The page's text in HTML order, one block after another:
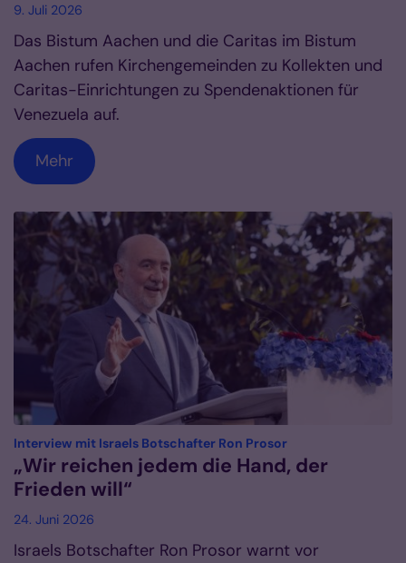
9. Juli 2026
Das Bistum Aachen und die Caritas im Bistum
Aachen rufen Kirchengemeinden zu Kollekten und
Caritas-Einrichtungen zu Spendenaktionen für
Venezuela auf.
Mehr
Interview mit Israels Botschafter Ron Prosor:
„Wir reichen jedem die Hand, der
Frieden will“
24. Juni 2026
Israels Botschafter Ron Prosor warnt vor